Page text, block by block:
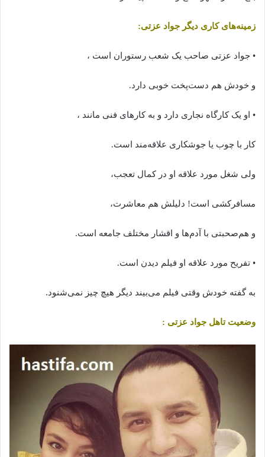
زمینه‌های کاری دیگر جواد عزتی:
• جواد عزتی صاحب یک شعب رستوران‌ است ،
و خودش هم دست‌پخت خوبی دارد.
• او یک کارگاه نجاری دارد و به کارهای فنی مانند ،
کار با چوب یا جوشکاری علاقه‌مند است.
ولی شغل مورد علاقه او در کمال تعجب،
مسافرکشی است! دلیلش هم معاشرت،
و هم‌صحبتی با آدم‌ها و اقشار مختلف جامعه است.
• تفریح مورد علاقه او فیلم دیدن است.
به گفته خودش وقتی فیلم ‌می‌بیند دیگر هیچ چیز نمی‌شنود.
وضعیت تاهل جواد عزتی :